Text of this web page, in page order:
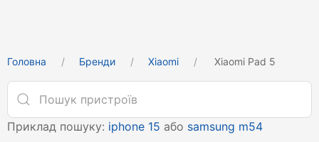
Головна Бренди Xiaomi Xiaomi Pad 5
Приклад пошуку: iphone 15 або samsung m54